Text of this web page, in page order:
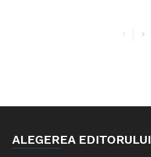
ALEGEREA EDITORULUI